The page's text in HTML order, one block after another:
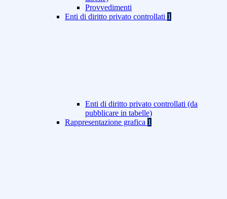
Provvedimenti
Enti di diritto privato controllati 1
Enti di diritto privato controllati (da
pubblicare in tabelle)
Rappresentazione grafica 1